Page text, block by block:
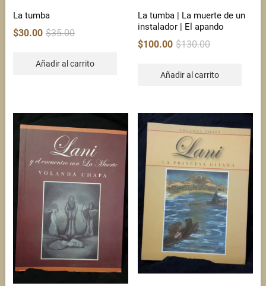
La tumba
$35.00Original
$35.00.
$30.00
Current
$30.00.
Añadir al carrito
La tumba | La muerte de un
instalador | El apando
$130.00
$130.00.
$100.00
$100.00.
Añadir al carrito